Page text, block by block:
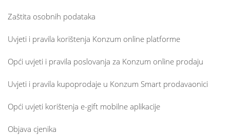
Zaštita osobnih podataka
Uvjeti i pravila korištenja Konzum online platforme
Opći uvjeti i pravila poslovanja za Konzum online prodaju
Uvjeti i pravila kupoprodaje u Konzum Smart prodavaonici
Opći uvjeti korištenja e-gift mobilne aplikacije
Objava cjenika